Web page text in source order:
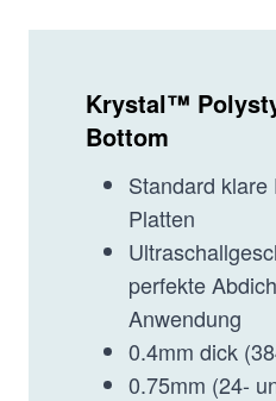
Krystal™
Bottom
Standard
Platten
perfekte
Anwendung
0.4mm dick
0.75mm (24-